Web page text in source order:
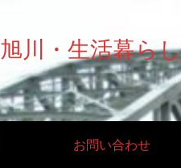
旭川・生活暮ら
お問い合わせ